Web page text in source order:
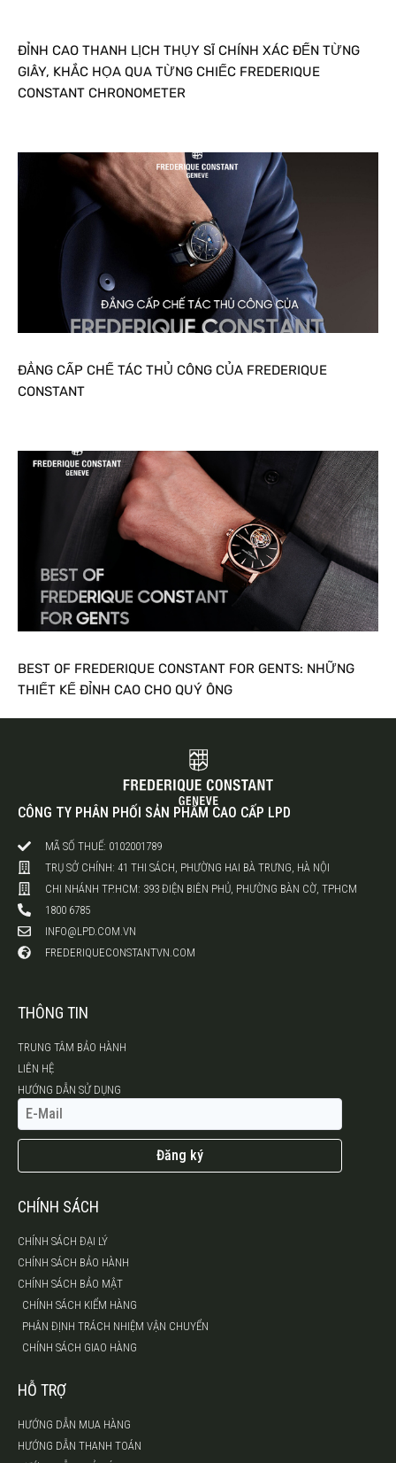
ĐỈNH CAO THANH LỊCH THỤY SĨ CHÍNH XÁC ĐẾN TỪNG
GIÂY, KHẮC HỌA QUA TỪNG CHIẾC FREDERIQUE
CONSTANT CHRONOMETER
ĐẲNG CẤP CHẾ TÁC THỦ CÔNG CỦA FREDERIQUE
CONSTANT
BEST OF FREDERIQUE CONSTANT FOR GENTS: NHỮNG
THIẾT KẾ ĐỈNH CAO CHO QUÝ ÔNG
CÔNG TY PHÂN PHỐI SẢN PHẨM CAO CẤP LPD
MÃ SỐ THUẾ: 0102001789
TRỤ SỞ CHÍNH: 41 THI SÁCH, PHƯỜNG HAI BÀ TRƯNG, HÀ NỘI
CHI NHÁNH TP.HCM: 393 ĐIỆN BIÊN PHỦ, PHƯỜNG BÀN CỜ, TPHCM
1800 6785
INFO@LPD.COM.VN
FREDERIQUECONSTANTVN.COM
THÔNG TIN
TRUNG TÂM BẢO HÀNH
LIÊN HỆ
HƯỚNG DẪN SỬ DỤNG
Đăng ký
CHÍNH SÁCH
CHÍNH SÁCH ĐẠI LÝ
CHÍNH SÁCH BẢO HÀNH
CHÍNH SÁCH BẢO MẬT
CHÍNH SÁCH KIỂM HÀNG
PHÂN ĐỊNH TRÁCH NHIỆM VẬN CHUYỂN
CHÍNH SÁCH GIAO HÀNG
HỖ TRỢ
HƯỚNG DẪN MUA HÀNG
HƯỚNG DẪN THANH TOÁN